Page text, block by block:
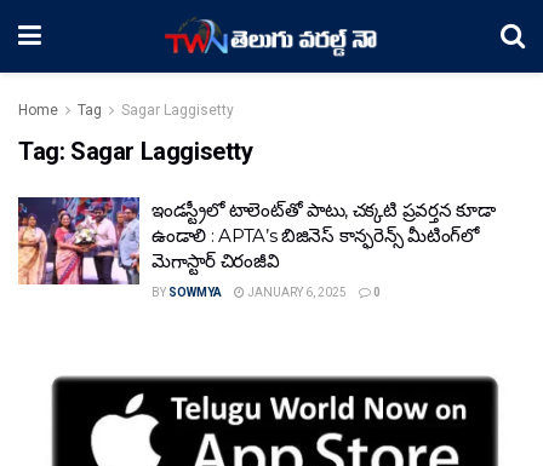
Home Tag Sagar Laggisetty
Tag: Sagar Laggisetty
ఇండ‌స్ట్రీలో టాలెంట్‌తో పాటు, చ‌క్క‌టి ప్ర‌వ‌ర్త‌న కూడా
ఉండాలి : APTA’s బిజినెస్ కాన్ఫ‌రెన్స్ మీటింగ్‌లో
మెగాస్టార్ చిరంజీవి
BY SOWMYA JANUARY 6, 2025 0